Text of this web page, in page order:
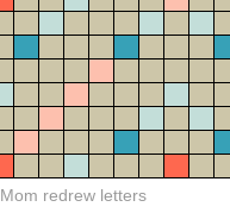
Mom redrew letters